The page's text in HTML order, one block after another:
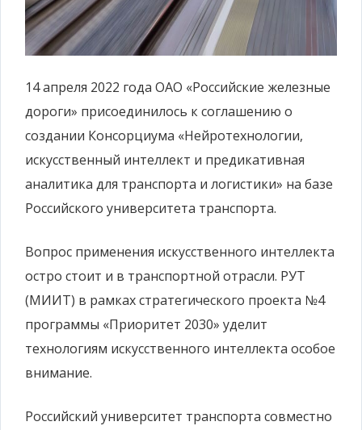
14 апреля 2022 года ОАО «Российские железные
дороги» присоединилось к соглашению о
создании Консорциума «Нейротехнологии,
искусственный интеллект и предикативная
аналитика для транспорта и логистики» на базе
Российского университета транспорта.
Вопрос применения искусственного интеллекта
остро стоит и в транспортной отрасли. РУТ
(МИИТ) в рамках стратегического проекта №4
программы «Приоритет 2030» уделит
технологиям искусственного интеллекта особое
внимание.
Российский университет транспорта совместно